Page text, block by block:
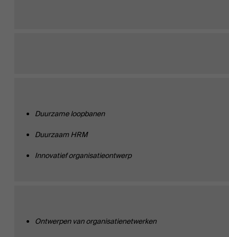
Duurzame loopbanen
Duurzaam HRM
Innovatieforganisatieontwerp
Ontwerpen van organisatienetwerken